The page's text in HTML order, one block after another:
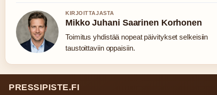
KIRJOITTAJASTA
Mikko Juhani Saarinen Korhonen
Toimitus yhdistää nopeat päivitykset selkeisiin
taustoittaviin oppaisiin.
PRESSIPISTE.FI